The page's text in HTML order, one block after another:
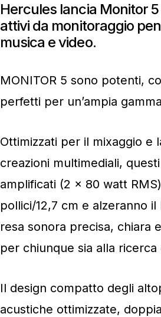
Hercules lancia Monitor
attivi da monitoraggio
musica e video.
MONITOR 5 sono potenti,
perfetti per un’ampia
Ottimizzati per il mixaggio
creazioni multimediali,
amplificati (2 x 80 watt
pollici/12,7 cm e alzeranno
resa sonora precisa, chiara
per chiunque sia alla
Il design compatto degli
acustiche ottimizzate,